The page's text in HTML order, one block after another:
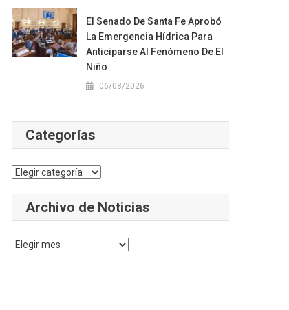
El Senado De Santa Fe Aprobó
La Emergencia Hídrica Para
Anticiparse Al Fenómeno De El
Niño
06/08/2026
Categorías
Categorías
Archivo de Noticias
Archivo